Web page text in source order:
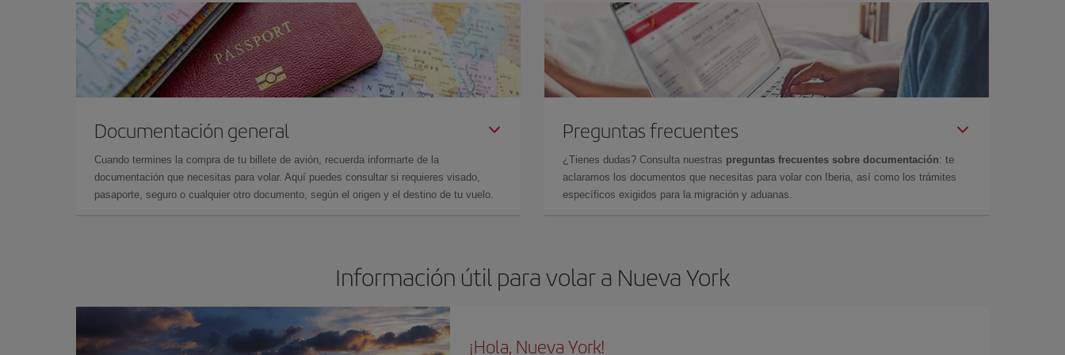
Documentación general
Cuando termines la compra de tu billete de avión, recuerda informarte de la
documentación que necesitas para volar. Aquí puedes consultar si requieres visado,
pasaporte, seguro o cualquier otro documento, según el origen y el destino de tu vuelo.
Preguntas frecuentes
¿Tienes dudas? Consulta nuestras preguntas frecuentes sobre documentación: te
aclaramos los documentos que necesitas para volar con Iberia, así como los trámites
específicos exigidos para la migración y aduanas.
Información útil para volar a Nueva York
¡Hola, Nueva York!